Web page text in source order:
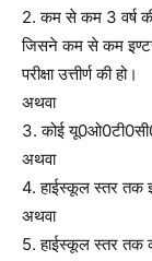
2. कम से कम 3 वर्ष की
जिसने कम से कम
परीक्षा उत्तीर्ण की हो।
अथवा
3. कोई
अथवा
4. हाईस्कूल स्तर तक
अथवा
5. हाईस्कूल स्तर तक